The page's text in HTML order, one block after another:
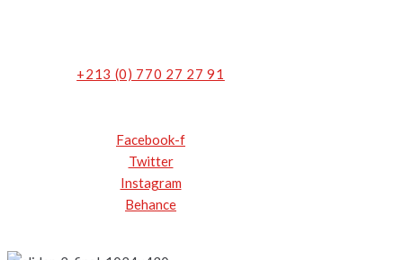
+213 (0) 770 27 27 91
Facebook-f
Twitter
Instagram
Behance